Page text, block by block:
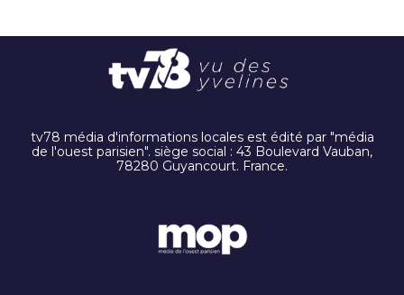
tv78 média d'informations locales est édité par "média
de l'ouest parisien". siège social : 43 Boulevard Vauban,
78280 Guyancourt. France.